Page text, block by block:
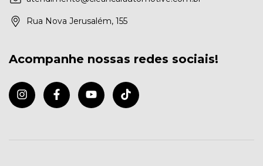
Rua Nova Jerusalém, 155
Acompanhe nossas redes sociais!